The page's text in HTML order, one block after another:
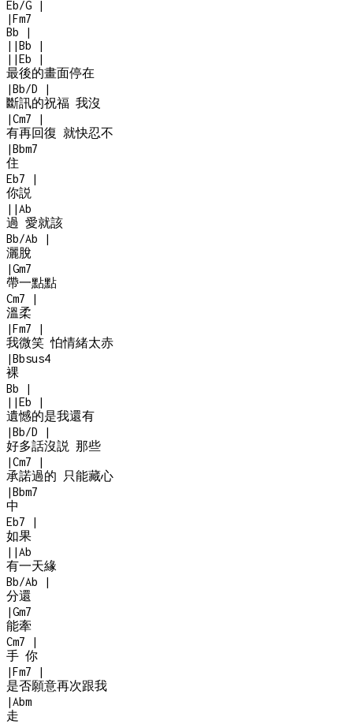
Eb/G
|
|Fm7
Bb
|
| |Bb
|
| |Eb
|
最後的畫面停在
|Bb/D
|
斷訊的祝福 我沒
|Cm7
|
有再回復 就快忍不
|Bbm7
住
Eb7
|
你説
| |Ab
過 愛就該
Bb/Ab
|
灑脫
|Gm7
帶一點點
Cm7
|
溫柔
|Fm7
|
我微笑 怕情緒太赤
|Bbsus4
裸
Bb
|
| |Eb
|
遺憾的是我還有
|Bb/D
|
好多話沒説 那些
|Cm7
|
承諾過的 只能藏心
|Bbm7
中
Eb7
|
如果
| |Ab
有一天緣
Bb/Ab
|
分還
|Gm7
能牽
Cm7
|
手 你
|Fm7
|
是否願意再次跟我
|Abm
走